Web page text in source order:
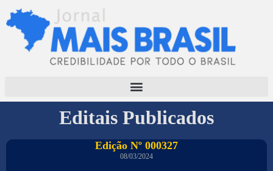
Editais Publicados
Edição Nº 000327
08/03/2024